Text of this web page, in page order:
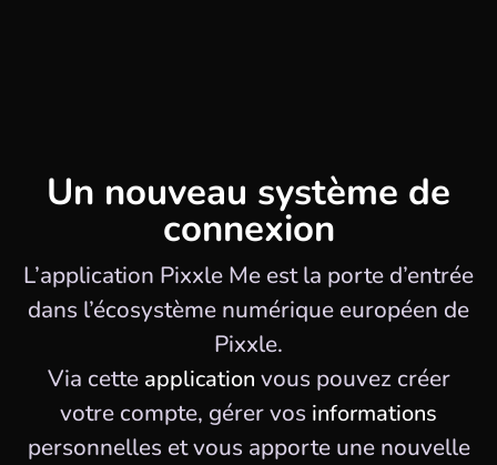
Un nouveau système de
connexion
L’application Pixxle Me est la porte d’entrée
dans l’écosystème numérique européen de
Pixxle.
Via cette application vous pouvez créer
votre compte, gérer vos informations
personnelles et vous apporte une nouvelle